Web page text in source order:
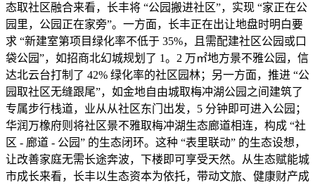
态取社区融合来看，长丰将 “公园搬进社区”，实现 “家正在公
园里，公园正在家旁”。一方面，长丰正在出让地盘时明白要
求 “新建室第项目绿化率不低于 35%，且需配建社区公园或口
袋公园”，如招商北幻城规划了 1。2 万㎡地方景不雅公园，信
达北云台打制了 42% 绿化率的社区园林；另一方面，推进 “公
园取社区无缝跟尾”，如金地自由城取梅冲湖公园之间建筑了
专属步行栈道，业从从社区东门出发，5 分钟即可进入公园；
华润万橡府则将社区景不雅取梅冲湖生态廊道相连，构成 “社
区 - 廊道 - 公园” 的生态闭环。这种 “表里联动” 的生态设想，
让改善家庭无需长途奔波，下楼即可享受天然。从生态赋能城
市成长来看，长丰以生态资本为依托，带动文旅、健康财产成